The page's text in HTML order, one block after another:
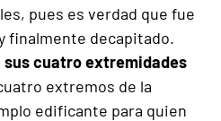
pues es verdad que fue
finalmente decapitado.
sus cuatro extremidades
extremos de la
edificante para quien